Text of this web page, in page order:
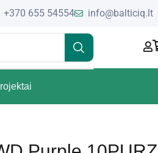
+370 655 54554 info@balticiq.lt